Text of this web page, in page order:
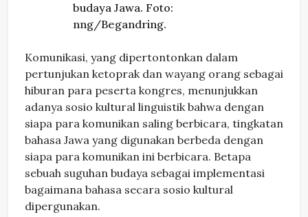
budaya Jawa. Foto:
nng/Begandring.
Komunikasi, yang dipertontonkan dalam
pertunjukan ketoprak dan wayang orang sebagai
hiburan para peserta kongres, menunjukkan
adanya sosio kultural linguistik bahwa dengan
siapa para komunikan saling berbicara, tingkatan
bahasa Jawa yang digunakan berbeda dengan
siapa para komunikan ini berbicara. Betapa
sebuah suguhan budaya sebagai implementasi
bagaimana bahasa secara sosio kultural
dipergunakan.